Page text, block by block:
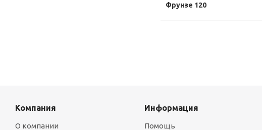
Фрунзе 120
Компания
О компании
Информация
Помощь